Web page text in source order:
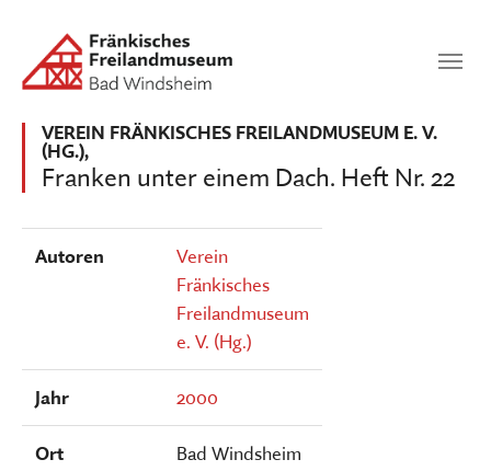
SUCHEN
Franken unter einem Dach. Heft Nr. 22
VEREIN FRÄNKISCHES FREILANDMUSEUM E. V.
(HG.),
Autoren
Verein
Fränkisches
Freilandmuseum
e. V. (Hg.)
Jahr 2000
Ort Bad Windsheim